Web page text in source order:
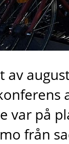
av
var på
från